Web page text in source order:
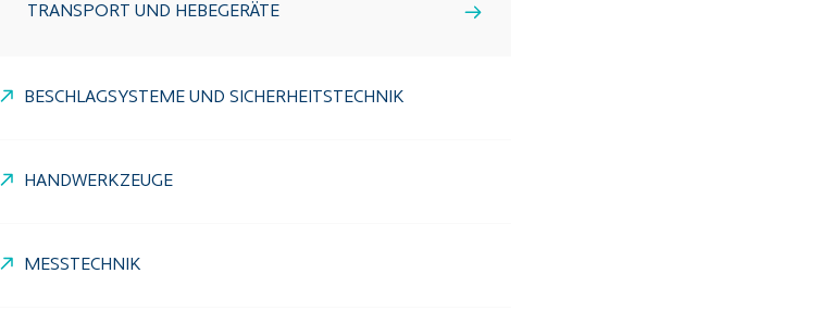
TRANSPORT UND HEBEGERÄTE
BESCHLAGSYSTEME UND SICHERHEITSTECHNIK
HANDWERKZEUGE
MESSTECHNIK